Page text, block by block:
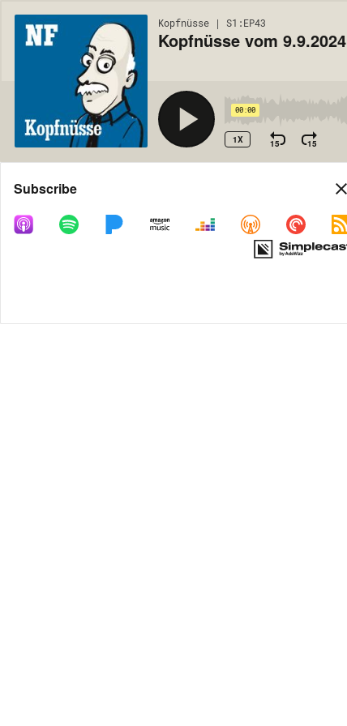
Kopfnüsse | S1:EP43
Kopfnüsse vom 9.9.2024
00:00
1X 15 15
Share
Subscribe